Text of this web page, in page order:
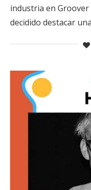
industria en Groover
decidido destacar